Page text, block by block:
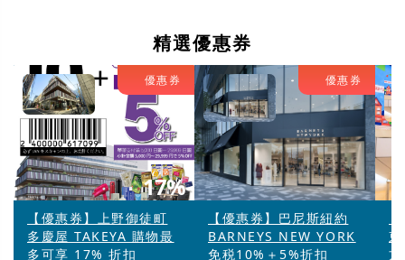
精選優惠券
17%
優惠券
【優惠券】上野御徒町
多慶屋 TAKEYA 購物最
多可享 17% 折扣
優惠券
【優惠券】巴尼斯紐約
BARNEYS NEW YORK
免税10%＋5%折扣